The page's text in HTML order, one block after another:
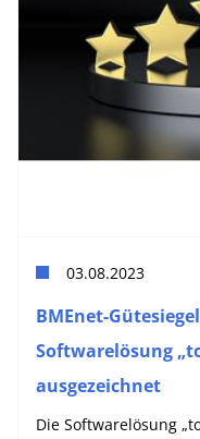
03.08.2023
BMEnet-
Softwarelösung
ausgezeichnet
Die Softwarelösung